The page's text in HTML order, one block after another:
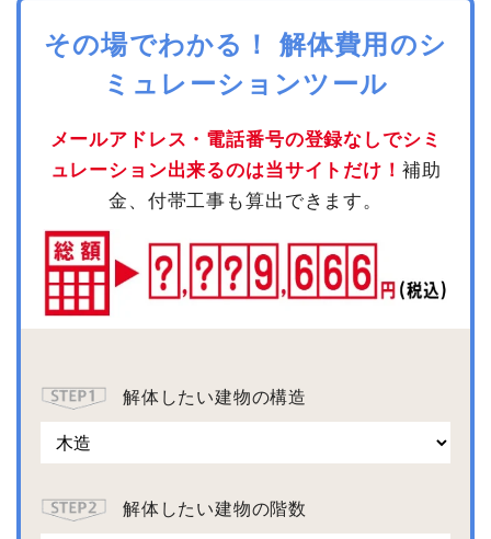
その場でわかる！ 解体費用のシ
ミュレーションツール
メールアドレス・電話番号の登録なしでシミ
ュレーション出来るのは当サイトだけ！ 補助
金、付帯工事も算出できます。
解体したい建物の構造
解体したい建物の階数